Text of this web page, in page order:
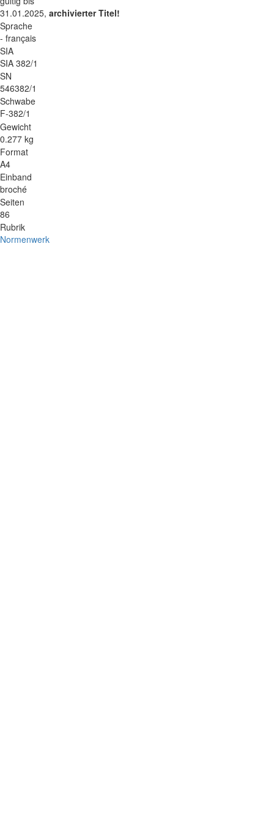
31.01.2025, archivierter Titel!
Sprache
- français
SIA
SIA 382/1
SN
546382/1
Schwabe
F-382/1
Gewicht
0.277 kg
Format
A4
Einband
broché
Seiten
86
Rubrik
Normenwerk